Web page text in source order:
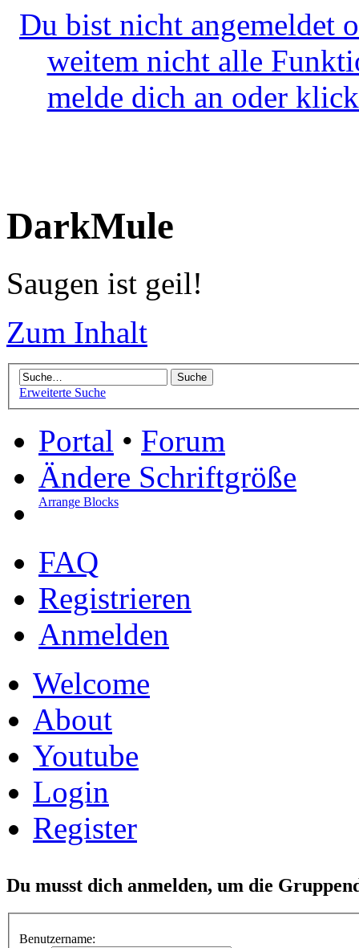
Du bist nicht angemeldet
weitem nicht alle
melde dich an oder
DarkMule
Saugen ist geil!
Zum Inhalt
Erweiterte Suche
Portal • Forum
Ändere Schriftgröße
Arrange Blocks
FAQ
Registrieren
Anmelden
Welcome
About
Youtube
Login
Register
Du musst dich anmelden, um die
Benutzername: